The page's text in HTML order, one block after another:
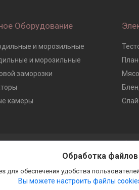
Оборудование
и морозильные
и морозильные
заморозки
камеры
Сайт создан на
Политика обработки
Обработка
обеспечения удобства
Вы можете настроить файлы
Гастробизнес |
Select Language